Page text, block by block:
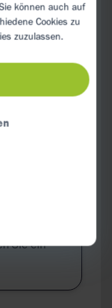
können auch auf
Cookies zu
zuzulassen.
Zitronensaft
Dip
mit einem
Sie ein